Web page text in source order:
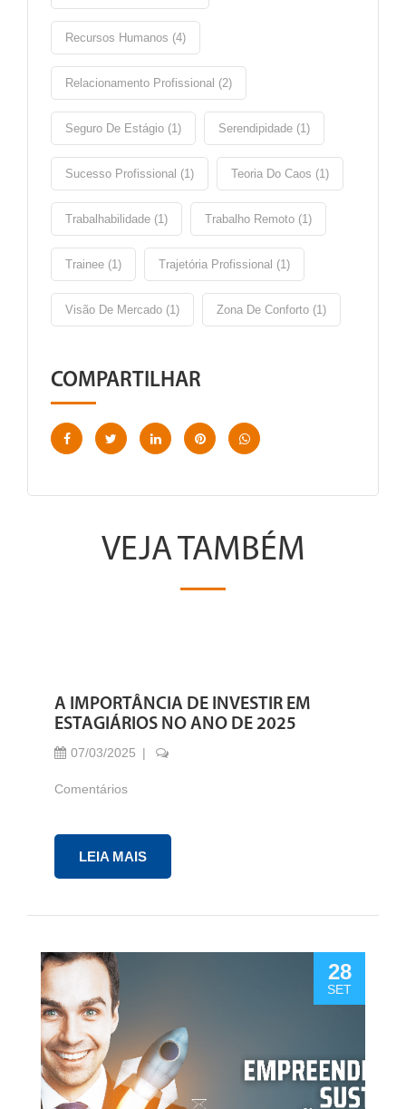
Recursos Humanos (4)
Relacionamento Profissional (2)
Seguro De Estágio (1) Serendipidade (1)
Sucesso Profissional (1) Teoria Do Caos (1)
Trabalhabilidade (1) Trabalho Remoto (1)
Trainee (1) Trajetória Profissional (1)
Visão De Mercado (1) Zona De Conforto (1)
COMPARTILHAR
VEJA TAMBÉM
A IMPORTÂNCIA DE INVESTIR EM
ESTAGIÁRIOS NO ANO DE 2025
07/03/2025
Comentários
LEIA MAIS
28
SET